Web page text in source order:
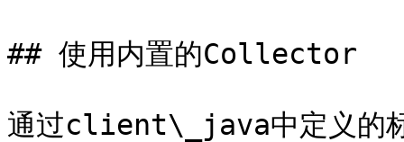
## 使用内置的Collector
通过client\_java中定义的标